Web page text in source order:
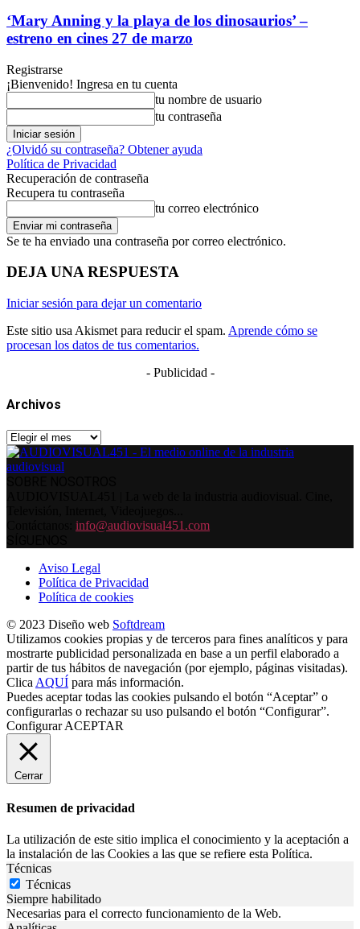
‘Mary Anning y la playa de los dinosaurios’ –
estreno en cines 27 de marzo
Registrarse
¡Bienvenido! Ingresa en tu cuenta
tu nombre de usuario
tu contraseña
¿Olvidó su contraseña? Obtener ayuda
Política de Privacidad
Recuperación de contraseña
Recupera tu contraseña
tu correo electrónico
Se te ha enviado una contraseña por correo electrónico.
DEJA UNA RESPUESTA
Iniciar sesión para dejar un comentario
Este sitio usa Akismet para reducir el spam. Aprende cómo se
procesan los datos de tus comentarios.
- Publicidad -
Archivos
Archivos
info@audiovisual451.com
Aviso Legal
Política de Privacidad
Política de cookies
© 2023 Diseño web Softdream
Utilizamos cookies propias y de terceros para fines analíticos y para
mostrarte publicidad personalizada en base a un perfil elaborado a
partir de tus hábitos de navegación (por ejemplo, páginas visitadas).
Clica AQUÍ para más información.
Puedes aceptar todas las cookies pulsando el botón “Aceptar” o
configurarlas o rechazar su uso pulsando el botón “Configurar”.
Configurar ACEPTAR
Cerrar
Resumen de privacidad
La utilización de este sitio implica el conocimiento y la aceptación a
la instalación de las Cookies a las que se refiere esta Política.
Técnicas
Técnicas
Siempre habilitado
Necesarias para el correcto funcionamiento de la Web.